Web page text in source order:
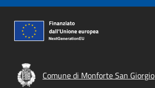
Comune di Monforte San Giorgio